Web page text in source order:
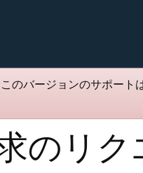
バージョンのサポート
のリク